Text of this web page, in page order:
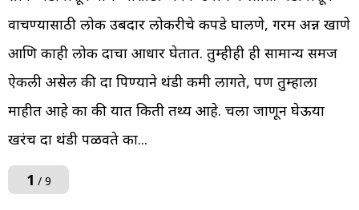
वाचण्यासाठी लोक उबदार लोकरीचे कपडे घालणे, गरम अन्न खाणे
आणि काही लोक दारूचा आधार घेतात. तुम्हीही ही सामान्य समज
ऐकली असेल की दारू पिण्याने थंडी कमी लागते, पण तुम्हाला
माहीत आहे का की यात किती तथ्य आहे. चला जाणून घेऊया
खरंच दारू थंडी पळवते का...
1 / 9